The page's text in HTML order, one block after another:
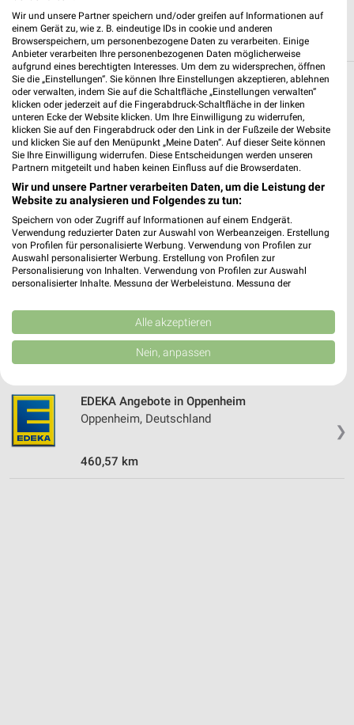
Weitere EDEKA Geschäfte mit Angeboten in
und um Alsheim
5 Geschäfte und Orte
EDEKA Röß
Gimbsheimer Straße 73
67547 Worms
466,45 km
Osthofen, Deutschland
472,81 km
❯
EDEKA Angebote in Oppenheim
Oppenheim, Deutschland
460,57 km
Wir und unsere Partner speichern und/oder greifen auf Informationen auf
einem Gerät zu, wie z. B. eindeutige IDs in cookie und anderen
Browserspeichern, um personenbezogene Daten zu verarbeiten. Einige
Anbieter verarbeiten Ihre personenbezogenen Daten möglicherweise
aufgrund eines berechtigten Interesses. Um dem zu widersprechen, öffnen
Sie die „Einstellungen“. Sie können Ihre Einstellungen akzeptieren, ablehnen
oder verwalten, indem Sie auf die Schaltfläche „Einstellungen verwalten“
klicken oder jederzeit auf die Fingerabdruck-Schaltfläche in der linken
unteren Ecke der Website klicken. Um Ihre Einwilligung zu widerrufen,
klicken Sie auf den Fingerabdruck oder den Link in der Fußzeile der Website
und klicken Sie auf den Menüpunkt „Meine Daten“. Auf dieser Seite können
Sie Ihre Einwilligung widerrufen. Diese Entscheidungen werden unseren
Partnern mitgeteilt und haben keinen Einfluss auf die Browserdaten.
Wir und unsere Partner verarbeiten Daten, um die Leistung der
Website zu analysieren und Folgendes zu tun:
Speichern von oder Zugriff auf Informationen auf einem Endgerät.
Verwendung reduzierter Daten zur Auswahl von Werbeanzeigen. Erstellung
von Profilen für personalisierte Werbung. Verwendung von Profilen zur
Auswahl personalisierter Werbung. Erstellung von Profilen zur
Personalisierung von Inhalten. Verwendung von Profilen zur Auswahl
personalisierter Inhalte. Messung der Werbeleistung. Messung der
Kombinationen von Daten aus verschiedenen Quellen. Entwicklung und
Verbesserung der Angebote. Verwendung reduzierter Daten zur Auswahl
von Inhalten.
Daten können außerhalb der Europäischen Union weitergegeben und in die
USA gesendet werden.
Website/App.
Partnerliste anzeigen (1 IAB-Anbieter)
Wir nutzen Ihre Daten für folgende Zwecke:
IAB-Verarbeitungszwecke:
Alle akzeptieren
Nein, anpassen